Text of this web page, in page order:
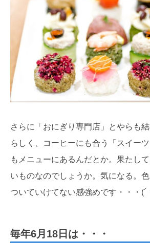
さらに「おにぎり専門店」とやらも
らしく、コーヒーにも合う「スイー
もメニューにあるんだとか。果たし
いものなのでしょうか。気になる。
ついていけてない感強めです・・・
毎年6月18日は・・・